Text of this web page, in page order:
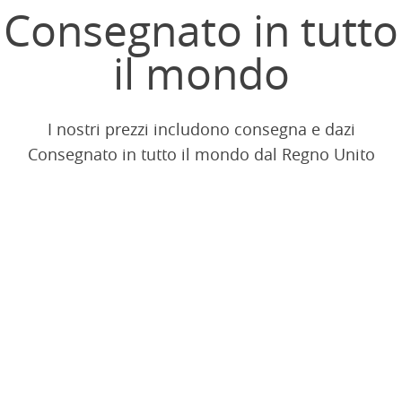
Consegnato in tutto
il mondo
I nostri prezzi includono consegna e dazi
Consegnato in tutto il mondo dal Regno Unito